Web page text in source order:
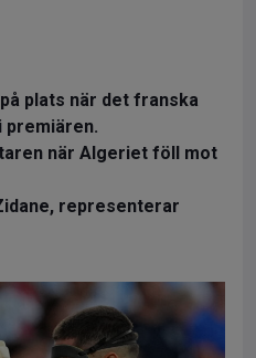
plats när det franska
premiären.
när Algeriet föll mot
representerar